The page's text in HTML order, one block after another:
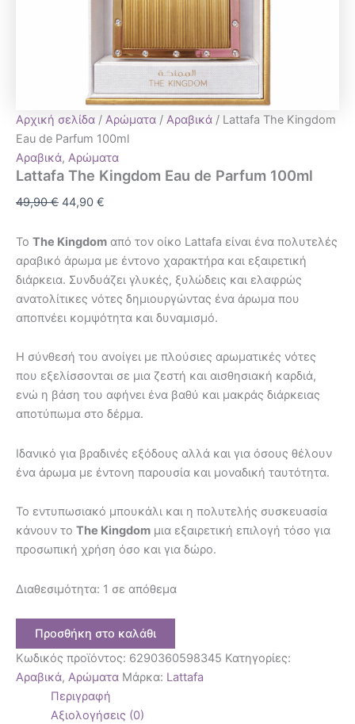
Αρχική σελίδα / Αρώματα / Αραβικά / Lattafa The Kingdom
Eau de Parfum 100ml
Αραβικά, Αρώματα
Lattafa The Kingdom Eau de Parfum 100ml
49,90€ 44,90 €
Το The Kingdom από τον οίκο Lattafa είναι ένα πολυτελές
αραβικό άρωμα με έντονο χαρακτήρα και εξαιρετική
διάρκεια. Συνδυάζει γλυκές, ξυλώδεις και ελαφρώς
ανατολίτικες νότες δημιουργώντας ένα άρωμα που
αποπνέει κομψότητα και δυναμισμό.
Η σύνθεσή του ανοίγει με πλούσιες αρωματικές νότες
που εξελίσσονται σε μια ζεστή και αισθησιακή καρδιά,
ενώ η βάση του αφήνει ένα βαθύ και μακράς διάρκειας
αποτύπωμα στο δέρμα.
Ιδανικό για βραδινές εξόδους αλλά και για όσους θέλουν
ένα άρωμα με έντονη παρουσία και μοναδική ταυτότητα.
Το εντυπωσιακό μπουκάλι και η πολυτελής συσκευασία
κάνουν το The Kingdom μια εξαιρετική επιλογή τόσο για
προσωπική χρήση όσο και για δώρο.
Διαθεσιμότητα: 1 σε απόθεμα
Προσθήκη στο καλάθι
Κωδικός προϊόντος: 6290360598345 Κατηγορίες:
Αραβικά, Αρώματα Μάρκα: Lattafa
Περιγραφή
Αξιολογήσεις (0)